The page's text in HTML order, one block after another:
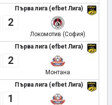
Първа лига (efbet Лига)
2
Локомотив (София)
Първа лига (efbet Лига)
2
Монтана
Първа лига (efbet Лига)
1